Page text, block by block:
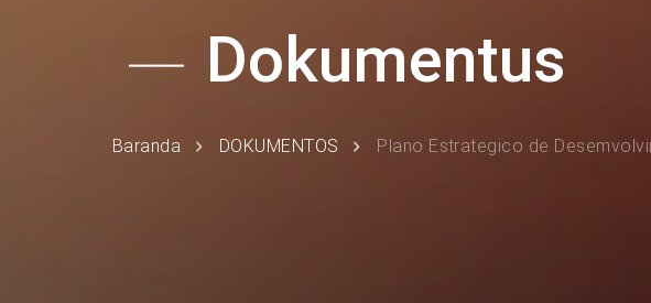
Dokumentus
Baranda DOKUMENTOS Plano Estrategico de